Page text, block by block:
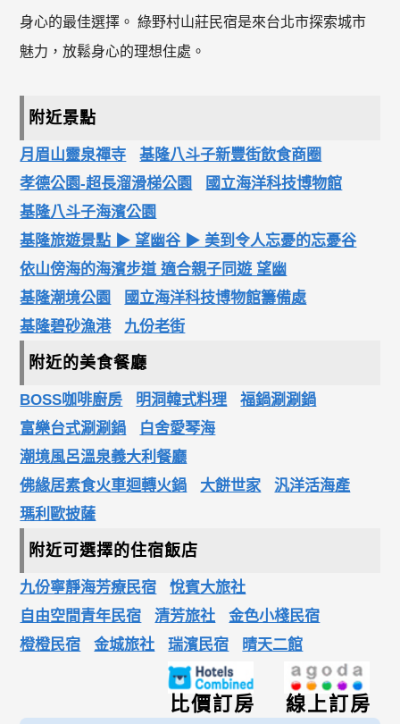
身心的最佳選擇。 綠野村山莊民宿是來台北市探索城市
魅力，放鬆身心的理想住處。
附近景點
月眉山靈泉禪寺
基隆八斗子新豐街飲食商圈
孝德公園-超長溜滑梯公園
國立海洋科技博物館
基隆八斗子海濱公園
基隆旅遊景點 ▶ 望幽谷 ▶ 美到令人忘憂的忘憂谷
依山傍海的海濱步道 適合親子同遊 望幽
基隆潮境公園
國立海洋科技博物館籌備處
基隆碧砂漁港
九份老街
附近的美食餐廳
BOSS咖啡廚房 明洞韓式料理
福鍋涮涮鍋
富樂台式涮涮鍋
白舍愛琴海
潮境風呂溫泉義大利餐廳
佛緣居素食火車迴轉火鍋
大餅世家
汎洋活海產
瑪利歐披薩
附近可選擇的住宿飯店
九份寧靜海芳療民宿
悅賓大旅社
自由空間青年民宿
清芳旅社
金色小棧民宿
橙橙民宿
金城旅社 瑞濱民宿 晴天二館
線上訂房
比價訂房